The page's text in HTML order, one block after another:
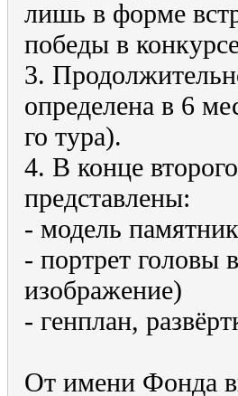
лишь в форме
победы в
3.
определена в 6
го тура).
4. В конце
представлены:
- модель
- портрет головы
изображение)
- генплан,
От имени Фонда